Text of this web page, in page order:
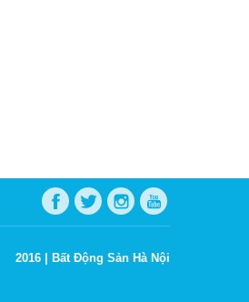
2016 | Bất Động Sản Hà Nội